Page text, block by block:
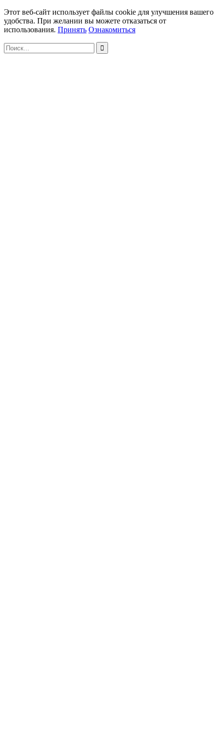
Этот веб-сайт использует файлы cookie для улучшения вашего
удобства. При желании вы можете отказаться от
использования. Принять Ознакомиться